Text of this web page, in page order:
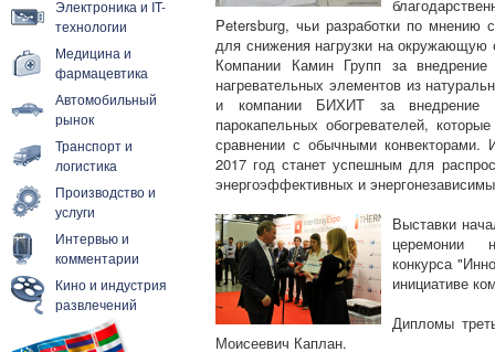
Электроника и IT-
технологии
Медицина и
фармацевтика
Автомобильный
рынок
Транспорт и
логистика
Производство и
услуги
Интервью и
комментарии
Кино и индустрия
развлечений
Petersburg, чьи разработки по мнению
для снижения нагрузки на
Компании Камин Групп за
нагревательных элементов из
и компании БИХИТ за внедрение
парокапельных обогревателей,
сравнении с обычными конвекторами.
2017 год станет успешным для
энергоэффективных и
Выставки
церемонии
конкурса
инициативе
Дипломы
Моисеевич Каплан.